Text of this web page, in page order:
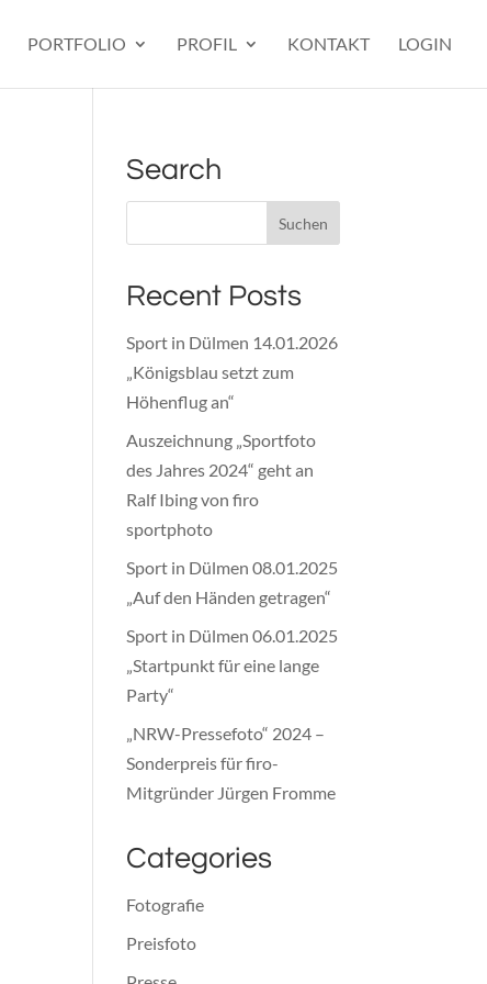
PORTFOLIO PROFIL KONTAKT LOGIN
Search
Recent Posts
Sport in Dülmen 14.01.2026
„Königsblau setzt zum
Höhenflug an“
Auszeichnung „Sportfoto
des Jahres 2024“ geht an
Ralf Ibing von firo
sportphoto
Sport in Dülmen 08.01.2025
„Auf den Händen getragen“
Sport in Dülmen 06.01.2025
„Startpunkt für eine lange
Party“
„NRW-Pressefoto“ 2024 –
Sonderpreis für firo-
Mitgründer Jürgen Fromme
Categories
Fotografie
Preisfoto